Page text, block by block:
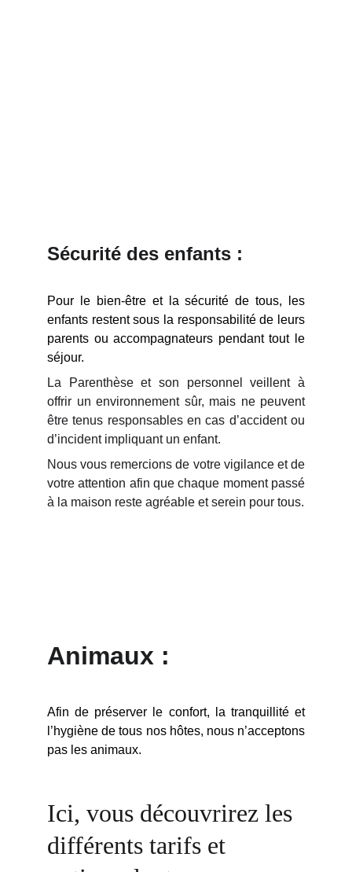
Sécurité des enfants :
Pour le bien-être et la sécurité de tous, les
enfants restent sous la responsabilité de leurs
parents ou accompagnateurs pendant tout le
séjour.
La Parenthèse et son personnel veillent à
offrir un environnement sûr, mais ne peuvent
être tenus responsables en cas d’accident ou
d’incident impliquant un enfant.
Nous vous remercions de votre vigilance et de
votre attention afin que chaque moment passé
à la maison reste agréable et serein pour tous.
Animaux :
Afin de préserver le confort, la tranquillité et
l’hygiène de tous nos hôtes, nous n’acceptons
pas les animaux.
Ici, vous découvrirez les
différents tarifs et